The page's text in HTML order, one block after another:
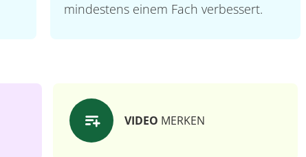
mindestens einem Fach verbessert.
VIDEO MERKEN